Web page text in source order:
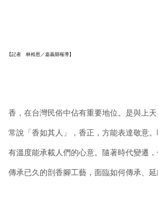
【記者 林裕恩／嘉義縣報導】
香，在台灣民俗中佔有重要地位。是與上天
常說「香如其人」，香正，方能表達敬意。
有溫度能承載人們的心意。 隨著時代變遷
傳承已久的剖香腳工藝， 面臨如何傳承、延